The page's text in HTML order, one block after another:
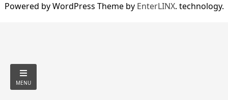
Powered by WordPress Theme by EnterLINX. technology.
MENU